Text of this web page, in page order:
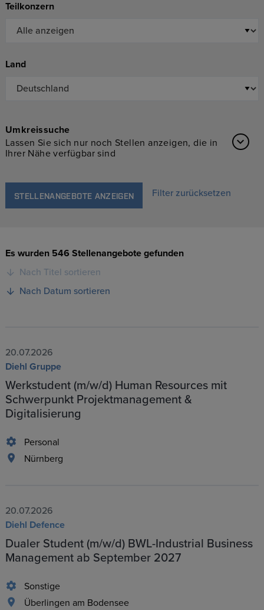
Teilkonzern
Land
Umkreissuche
Lassen Sie sich nur noch Stellen anzeigen, die in
Ihrer Nähe verfügbar sind
STELLENANGEBOTE ANZEIGEN Filter zurücksetzen
Es wurden 546 Stellenangebote gefunden
Nach Titel sortieren
Nach Datum sortieren
20.07.2026
Diehl Gruppe
Werkstudent (m/w/d) Human Resources mit
Schwerpunkt Projektmanagement &
Digitalisierung
Personal
Nürnberg
20.07.2026
Diehl Defence
Dualer Student (m/w/d) BWL-Industrial Business
Management ab September 2027
Sonstige
Überlingen am Bodensee